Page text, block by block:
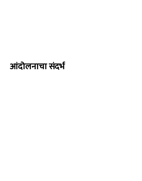
आंदोलनाचा संदर्भ